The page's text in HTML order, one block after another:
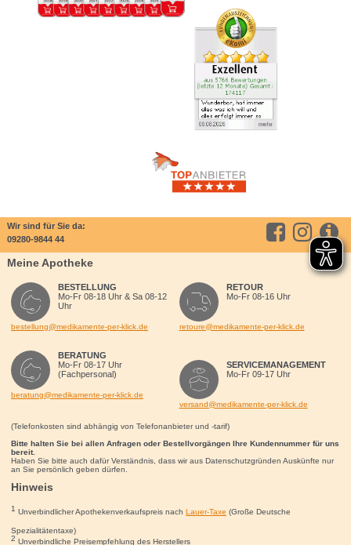
Wir sind für Sie da:
09280-9844 44
Meine Apotheke
BESTELLUNG
Mo-Fr 08-18 Uhr & Sa 08-12
Uhr
bestellung@medikamente-per-klick.de
BERATUNG
Mo-Fr 08-17 Uhr
(Fachpersonal)
beratung@medikamente-per-klick.de
RETOUR
Mo-Fr 08-16 Uhr
retoure@medikamente-per-klick.de
SERVICEMANAGEMENT
Mo-Fr 09-17 Uhr
versand@medikamente-per-klick.de
(Telefonkosten sind abhängig von Telefonanbieter und -tarif)
Bitte halten Sie bei allen Anfragen oder Bestellvorgängen Ihre Kundennummer für uns
bereit.
Haben Sie bitte auch dafür Verständnis, dass wir aus Datenschutzgründen Auskünfte nur
an Sie persönlich geben dürfen.
Hinweis
1 Unverbindlicher Apothekenverkaufspreis nach Lauer-Taxe (Große Deutsche
Spezialitätentaxe)
2 Unverbindliche Preisempfehlung des Herstellers